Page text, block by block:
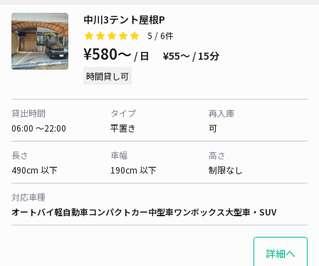
中川3テント屋根P
5 / 6件
¥580〜 / 日 ¥55〜 / 15分
時間貸し可
貸出時間
06:00 〜22:00
タイプ
平置き
再入庫
可
長さ
490cm 以下
車幅
190cm 以下
高さ
制限なし
対応車種
オートバイ軽自動車コンパクトカー中型車ワンボックス大型車・SUV
詳細へ